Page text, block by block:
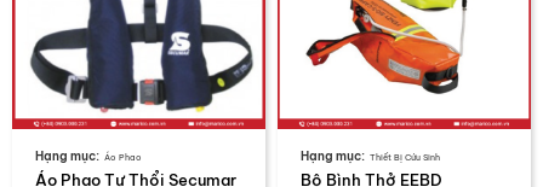
Áo Phao
Áo Phao Tự Thổi Secumar
Thiết Bị Cứu Sinh
Bộ Bình Thở EEBD